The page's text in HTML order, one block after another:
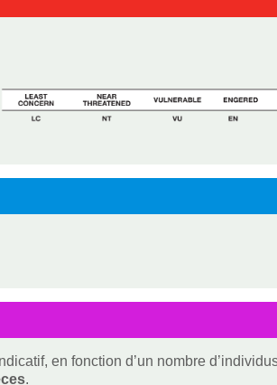
en fonction d’un nombre
.